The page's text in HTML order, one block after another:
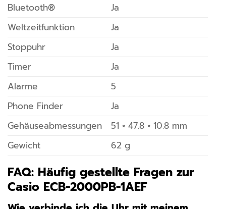
Bluetooth®
Ja
Weltzeitfunktion
Ja
Stoppuhr
Ja
Timer
Ja
Alarme
5
Phone Finder
Ja
Gehäuseabmessungen
51 × 47.8 × 10.8 mm
Gewicht
62 g
FAQ: Häufig gestellte Fragen zur
Casio ECB-2000PB-1AEF